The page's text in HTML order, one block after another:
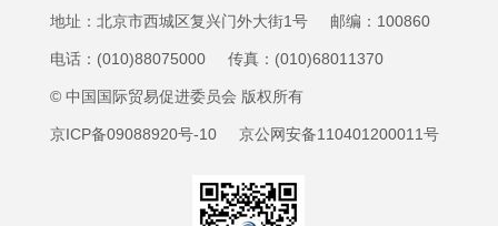
地址：北京市西城区复兴门外大街1号 邮编：100860
电话：(010)88075000 传真：(010)68011370
© 中国国际贸易促进委员会 版权所有
京ICP备09088920号-10 京公网安备110401200011号